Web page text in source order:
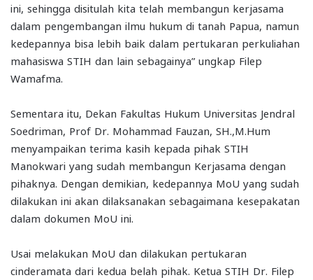
ini, sehingga disitulah kita telah membangun kerjasama
dalam pengembangan ilmu hukum di tanah Papua, namun
kedepannya bisa lebih baik dalam pertukaran perkuliahan
mahasiswa STIH dan lain sebagainya” ungkap Filep
Wamafma.
Sementara itu, Dekan Fakultas Hukum Universitas Jendral
Soedriman, Prof Dr. Mohammad Fauzan, SH.,M.Hum
menyampaikan terima kasih kepada pihak STIH
Manokwari yang sudah membangun Kerjasama dengan
pihaknya. Dengan demikian, kedepannya MoU yang sudah
dilakukan ini akan dilaksanakan sebagaimana kesepakatan
dalam dokumen MoU ini.
Usai melakukan MoU dan dilakukan pertukaran
cinderamata dari kedua belah pihak. Ketua STIH Dr. Filep